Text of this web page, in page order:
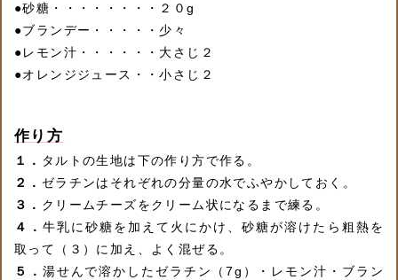
●砂糖・・・・・・・・２０g
●ブランデー・・・・・少々
●レモン汁・・・・・・大さじ２
●オレンジジュース・・小さじ２
作り方
１． タルトの生地は下の作り方で作る。
２． ゼラチンはそれぞれの分量の水でふやかしておく。
３． クリームチーズをクリーム状になるまで練る。
４．牛乳に砂糖を加えて火にかけ、砂糖が溶けたら粗熱を
取って（３）に加え、よく混ぜる。
５． 湯せんで溶かしたゼラチン（7g）・レモン汁・ブラン